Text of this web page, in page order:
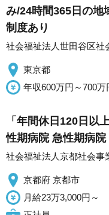
み/24時間365日の地
制度あり
社会福祉法人世田谷区社
東京都
年収600万円～700万
「年間休日120日以
性期病院 急性期病院
社会福祉法人京都社会事
京都府 京都市
月給23万3,000円～